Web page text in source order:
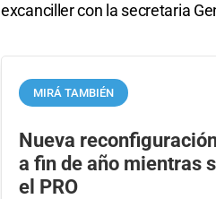
excanciller con la secretaria
MIRÁ TAMBIÉN
Nueva
a fin de año mientras
el PRO